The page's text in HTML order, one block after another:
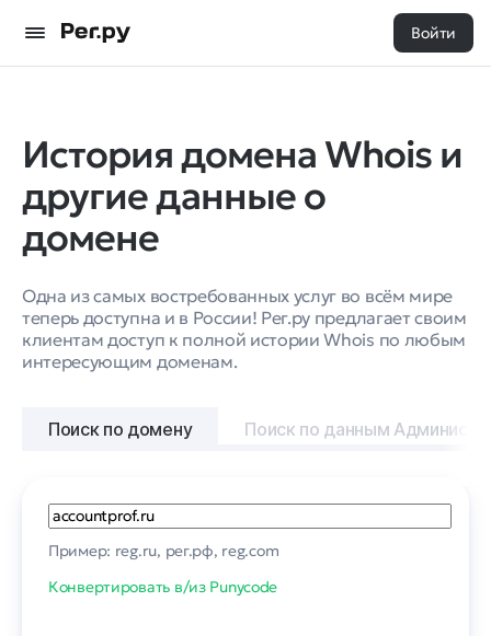
Войти
История домена Whois и
другие данные о
домене
Одна из самых востребованных услуг во всём мире
теперь доступна и в России! Рег.ру предлагает своим
клиентам доступ к полной истории Whois по любым
интересующим доменам.
Поиск по домену Поиск по данным
Пример: reg.ru, рег.рф, reg.com
Конвертировать в/из Punycode